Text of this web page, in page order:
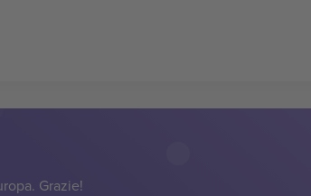
Grazie!